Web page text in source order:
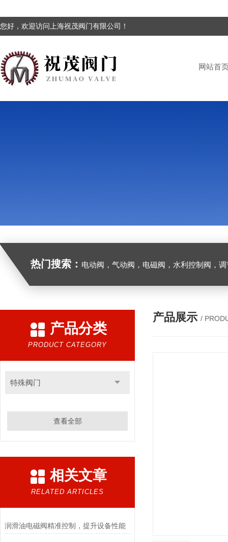
您好，欢迎访问上海祝茂阀门有限公司！
网站首
热门搜索： 电动阀，气动阀，电磁阀，水利控制阀，调节
产品分类
PRODUCT CATEGORY
特殊阀门
查看全部
相关文章
RELATED ARTICLES
润滑油电磁阀精准控制，提升设备性能
产品展示 /